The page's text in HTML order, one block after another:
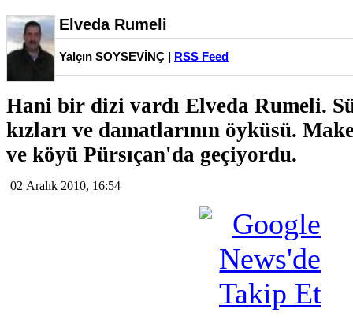
Elveda Rumeli
Yalçın SOYSEVİNÇ | RSS Feed
Hani bir dizi vardı Elveda Rumeli.
kızları ve damatlarının öyküsü.
ve köyü Pürsıçan'da geçiyordu.
02 Aralık 2010, 16:54